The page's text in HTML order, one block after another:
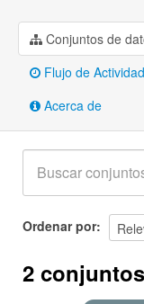
Conjuntos de
Flujo de Actividad
Acerca de
Ordenar por
2